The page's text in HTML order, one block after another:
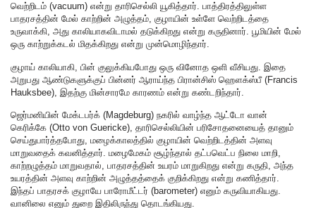
வெற்றிடம் (vacuum) என்று தாரிசெல்லி யூகித்தார். பாத்திரத்திலுள்ள
பாதரசத்தின் மேல் காற்றின் அழுத்தம், குழாயின் உள்ளே வெற்றிடத்தை
உருவாக்கி, அது காலியாகவிடாமல் தடுக்கிறது என்று கருதினார். பூமியின் மேல்
ஒரு காற்றுக்கடல் மிதக்கிறது என்று முன்மொழிந்தார்.
குழாய் காலியாகி, பின் குலுக்கியபோது ஒரு வினோத ஒளி வீசியது. இதை
அறுபது ஆண்டுகளுக்குப் பின்னர் ஆராய்ந்த பிரான்சிஸ் ஹௌக்ஸ்பீ (Francis
Hauksbee), இதற்கு மின்சாரமே காரணம் என்று கண்டறிந்தார்.
ஜெர்மனியின் மேக்டபர்க் (Magdeburg) நகரில் வாழ்ந்த ஆட்டோ வான்
கெரிக்கே (Otto von Guericke), தாரிசெல்லியின் பரிசோதனையைத் தானும்
செய்துபார்த்தபோது, மழைக்காலத்தில் குழாயின் வெற்றிடத்தின் அளவு
மாறுவதைக் கவனித்தார். மழைமேகம் சூழ்ந்தால் தட்பவெட்ப நிலை மாறி,
காற்றழுத்தம் மாறுவதால், பாதரசத்தின் உயரம் மாறுகிறது என்று கருதி, அந்த
உயரத்தின் அளவு காற்றின் அழுத்தத்தைக் குறிக்கிறது என்று கணித்தார்.
இந்தப் பாதரசக் குழாயே பாரோமீட்டர் (barometer) எனும் கருவியாகியது.
வானிலை எனும் துறை இதிலிருந்து தொடங்கியது.